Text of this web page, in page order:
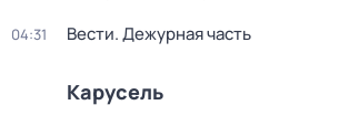
04:31 Вести. Дежурная часть
Карусель